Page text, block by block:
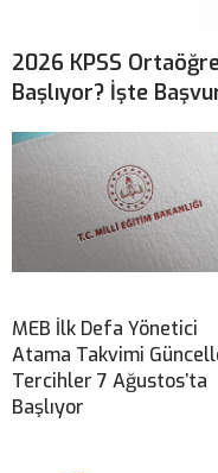
2026 KPSS
Başlıyor? İşte
MEB İlk Defa Yönetici
Atama Takvimi
Tercihler 7 Ağustos’ta
Başlıyor